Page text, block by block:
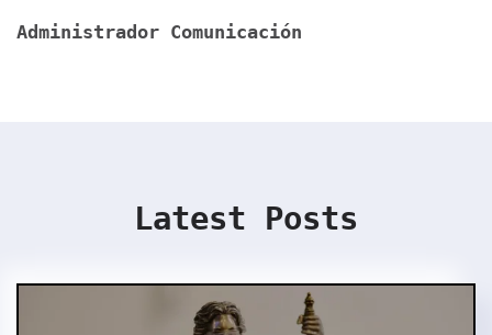
Administrador Comunicación
Latest Posts